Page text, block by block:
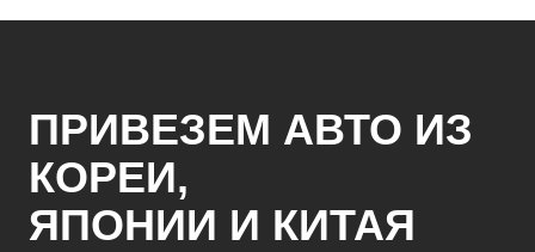
ПРИВЕЗЕМ АВТО ИЗ
КОРЕИ,
ЯПОНИИ И КИТАЯ